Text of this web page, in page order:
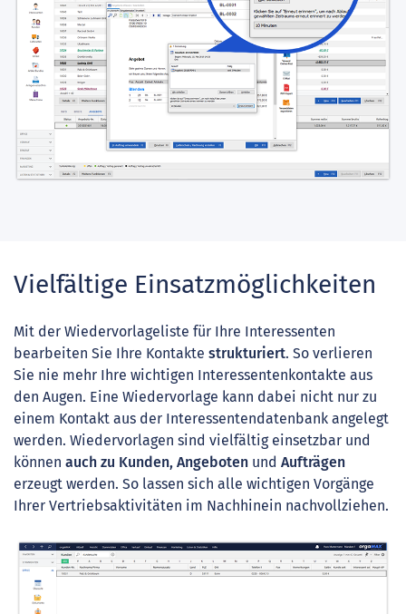
Vielfältige Einsatzmöglichkeiten
Mit der Wiedervorlageliste für Ihre Interessenten
bearbeiten Sie Ihre Kontakte strukturiert. So verlieren
Sie nie mehr Ihre wichtigen Interessentenkontakte aus
den Augen. Eine Wiedervorlage kann dabei nicht nur zu
einem Kontakt aus der Interessentendatenbank angelegt
werden. Wiedervorlagen sind vielfältig einsetzbar und
können auch zu Kunden, Angeboten und Aufträgen
erzeugt werden. So lassen sich alle wichtigen Vorgänge
Ihrer Vertriebsaktivitäten im Nachhinein nachvollziehen.